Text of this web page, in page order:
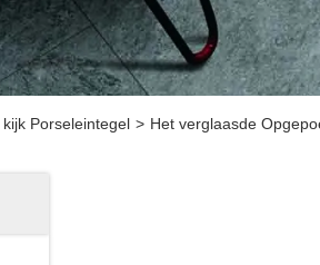
Porseleintegel > Het verglaasde